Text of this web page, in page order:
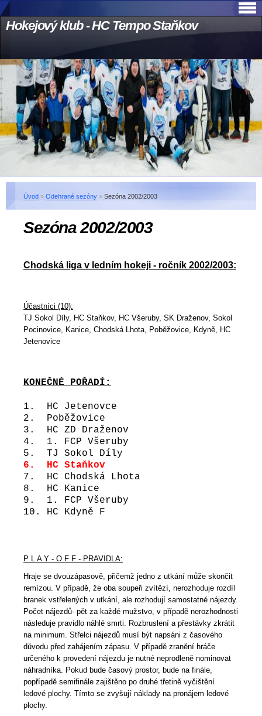
Hokejový klub - HC Tempo Staňkov
Úvod » Odehrané sezóny » Sezóna 2002/2003
Sezóna 2002/2003
Chodská liga v ledním hokeji - ročník 2002/2003:
Účastníci (10):
TJ Sokol Díly, HC Staňkov, HC Všeruby, SK Draženov, Sokol
Pocinovice, Kanice, Chodská Lhota, Poběžovice, Kdyně, HC
Jetenovice
KONEČNÉ POŘADÍ:
1. HC Jetenovce
2. Poběžovice
3. HC ZD Draženov
4. 1. FCP Všeruby
5. TJ Sokol Díly
6. HC Staňkov
7. HC Chodská Lhota
8. HC Kanice
9. 1. FCP Všeruby
10. HC Kdyně F
P L A Y - O F F - PRAVIDLA:
Hraje se dvouzápasově, přičemž jedno z utkání může skončit
remízou. V případě, že oba soupeři zvítězí, nerozhoduje rozdíl
branek vstřelených v utkání, ale rozhodují samostatné nájezdy.
Počet nájezdů- pět za každé mužstvo, v případě nerozhodnosti
následuje pravidlo náhlé smrti. Rozbruslení a přestávky zkrátit
na minimum. Střelci nájezdů musí být napsáni z časového
důvodu před zahájením zápasu. V případě zranění hráče
určeného k provedení nájezdu je nutné neprodleně nominovat
náhradníka. Pokud bude časový prostor, bude na finále,
popřípadě semifinále zajištěno po druhé třetině vyčištění
ledové plochy. Tímto se zvyšují náklady na pronájem ledové
plochy.